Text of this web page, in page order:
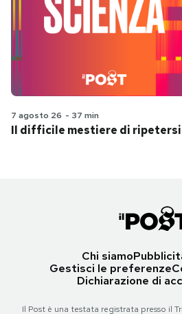
7 agosto 26 - 37 min
Il difficile mestiere di ripetersi
Chi siamo
Gestisci le preferenze
Dichiarazione di
Il Post è una testata registrata presso il